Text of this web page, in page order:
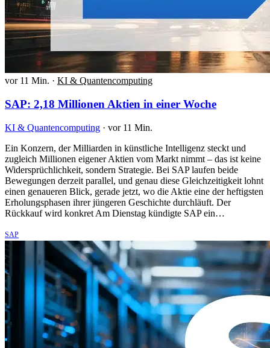
vor 11 Min. · KI & Quantencomputing
SAP: 2,18 Millionen Aktien in einer Woche
KI & Quantencomputing · vor 11 Min.
Ein Konzern, der Milliarden in künstliche Intelligenz steckt und
zugleich Millionen eigener Aktien vom Markt nimmt – das ist keine
Widersprüchlichkeit, sondern Strategie. Bei SAP laufen beide
Bewegungen derzeit parallel, und genau diese Gleichzeitigkeit lohnt
einen genaueren Blick, gerade jetzt, wo die Aktie eine der heftigsten
Erholungsphasen ihrer jüngeren Geschichte durchläuft. Der
Rückkauf wird konkret Am Dienstag kündigte SAP ein…
SAP